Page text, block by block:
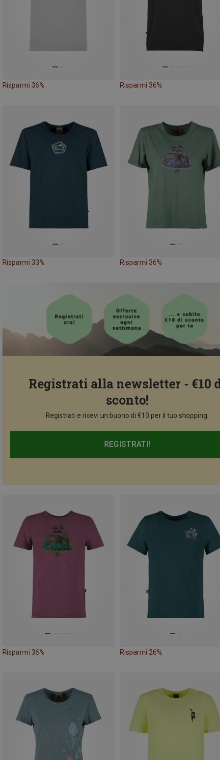
Risparmi 36% Risparmi 36%
Risparmi 33% Risparmi 36%
Registrati alla newsletter - €10
sconto!
Registrati e ricevi un buono di €10 per il tuo shopping.
REGISTRATI!
Risparmi 36% Risparmi 26%